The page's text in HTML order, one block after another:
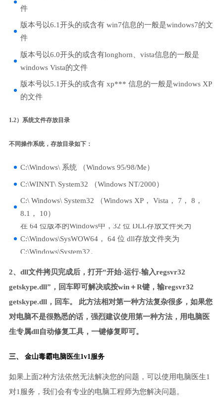
件
版本号以6.1开头的或含有 win7信息的一般是windows7的文
件
版本号以6.0开头的或含有longhorn、vista信息的一般是
windows Vista的文件
版本号以5.1开头的或含有 xp*** 信息的一般是windows XP
的文件
1.2）系统文件存放目录
不同操作系统，存放目录如下：
C:\Windows\ 系统 （Windows 95/98/Me）
C:\WINNT\ System32 （Windows NT/2000）
C:\ Windows\ System32 （Windows XP， Vista， 7， 8，
8.1， 10）
在 64 位版本的Windows中，32 位 DLL存放文件夹为
C:\Windows\SysWOW64， 64 位 dll存放文件夹为
C:\Windows\System32。
2、dll文件拷贝完成后，打开“开始-运行-输入regsvr32
getskype.dll”，回车即可解决或按win＋R键，输regsvr32
getskype.dll，回车。 此方法相对第一种方法复杂很多，如果您
对电脑不是很熟悉的话，强烈建议使用第一种方法，用电脑医
生专属dll自动修复工具，一键修复即可。
三、 金山毒霸电脑医生1v1服务
如果上面2种方法依然无法解决您的问题，可以使用电脑医生1
对1服务，我们会有专业的电脑工程师为您解决问题。